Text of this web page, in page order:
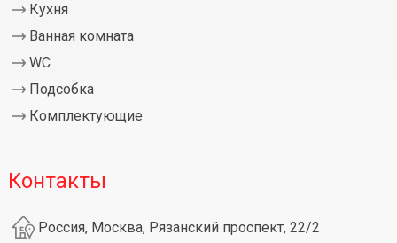
Кухня
Ванная комната
WC
Подсобка
Комплектующие
Контакты
Россия, Москва, Рязанский проспект, 22/2